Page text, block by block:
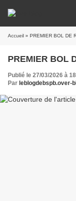
Accueil » PREMIER BOL DE
PREMIER BOL
Publié le 27/03/2026 à
Par leblogdebspb.over-